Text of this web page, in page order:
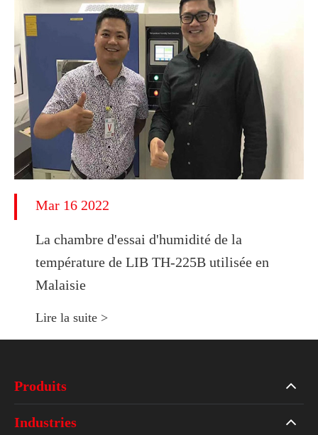
Mar 16 2022
La chambre d'essai d'humidité de la
température de LIB TH-225B utilisée en
Malaisie
Lire la suite >
Produits
Industries